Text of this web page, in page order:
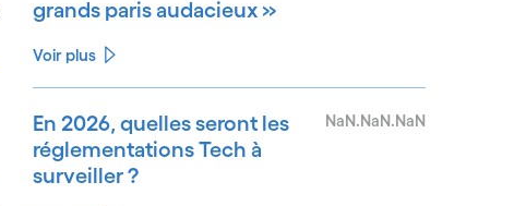
grands paris audacieux »
Voir plus
En 2026, quelles seront les
réglementations Tech à
surveiller ?
NaN.NaN.NaN